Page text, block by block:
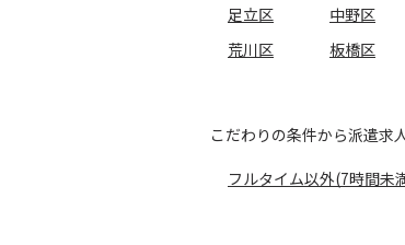
足立区
中野区
荒川区
板橋区
こだわりの条件から派遣求
フルタイム以外(7時間未